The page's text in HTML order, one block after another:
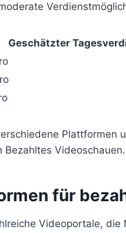
Geschätzter
Plattformen
Bezahltes Videoschauen.
für
Videoportale,